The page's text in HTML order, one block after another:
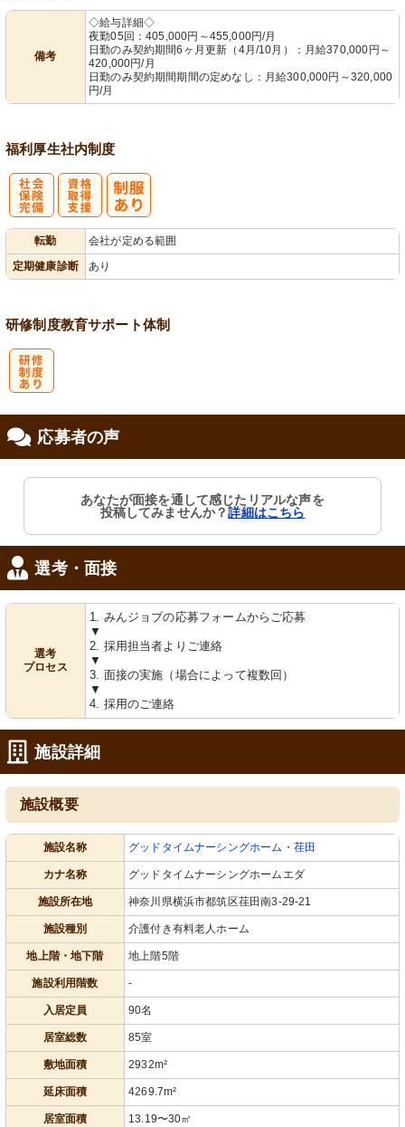
備考
◇給与詳細◇
夜勤05回：405,000円～455,000円/月
日勤のみ契約期間6ヶ月更新（4月/10月）：月給370,000円～
420,000円/月
日勤のみ契約期間期間の定めなし：月給300,000円～320,000
円/月
福利厚生社内制度
転勤
会社が定める範囲
定期健康診断
あり
研修制度教育サポート体制
応募者の声
あなたが面接を通して感じたリアルな声を
投稿してみませんか？詳細はこちら
選考・面接
選考
プロセス
1. みんジョブの応募フォームからご応募
▼
2. 採用担当者よりご連絡
▼
3. 面接の実施（場合によって複数回）
▼
4. 採用のご連絡
施設詳細
施設概要
施設名称 グッドタイムナーシングホーム・荏田
カナ名称 グッドタイムナーシングホームエダ
施設所在地 神奈川県横浜市都筑区荏田南3-29-21
施設種別 介護付き有料老人ホーム
地上階・地下階 地上階5階
施設利用階数 -
入居定員 90名
居室総数 85室
敷地面積 2932m²
延床面積 4269.7m²
居室面積 13.19〜30㎡